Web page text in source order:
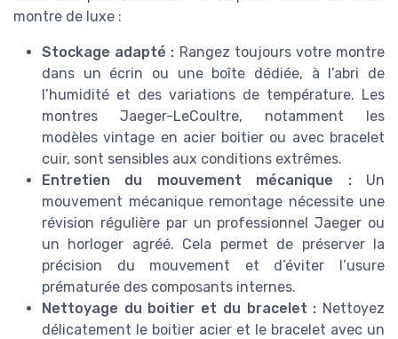
montre de luxe :
Stockage adapté : Rangez toujours votre montre
dans un écrin ou une boîte dédiée, à l’abri de
l’humidité et des variations de température. Les
montres Jaeger-LeCoultre, notamment les
modèles vintage en acier boitier ou avec bracelet
cuir, sont sensibles aux conditions extrêmes.
Entretien du mouvement mécanique :Un
mouvement mécanique remontage nécessite une
révision régulière par un professionnel Jaeger ou
un horloger agréé. Cela permet de préserver la
précision du mouvement et d’éviter l’usure
prématurée des composants internes.
Nettoyage du boitier et du bracelet : Nettoyez
délicatement le boitier acier et le bracelet avec un